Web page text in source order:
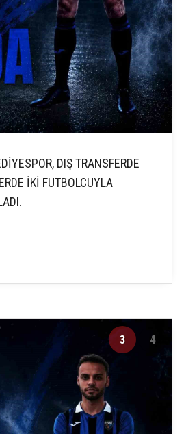
DIŞ TRANSFERDE
İKİ FUTBOLCUYLA
3 4